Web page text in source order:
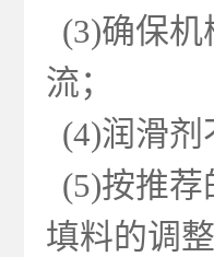
(3)确保机
流；
(4)润滑剂
(5)按推荐
填料的调